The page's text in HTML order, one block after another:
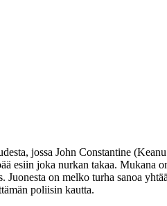
jossa John Constantine (
esiin joka nurkan takaa.
on melko turha sanoa
poliisin kautta.